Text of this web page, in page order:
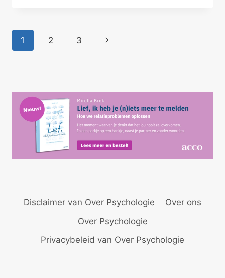
Paginanavigatie
1 2 3
Volgende
Disclaimer van Over Psychologie
Over ons
Over Psychologie
Privacybeleid van Over Psychologie